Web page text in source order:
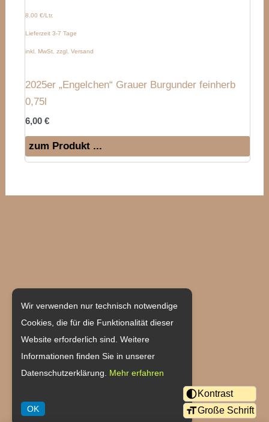
8.00 €/Ltr.
Lieferzeit 3-7 Tage
inkl. MwSt. zzgl. Versand
2025er „Engelchen“ Grauer Burgunder feinherb
0,75l
6,00€
zum Produkt ...
Hauptstraße 55
55237 Flonheim/Uffhofen
Tel: 06734/6401
verkauf@weingut-becher.de
Wir verwenden nur technisch notwendige
Cookies, die für die Funktionalität dieser
Website erforderlich sind. Weitere
Informationen finden Sie in unserer
Datenschutzerklärung.
Mehr erfahren
OK
Kontrast
Große Schrift